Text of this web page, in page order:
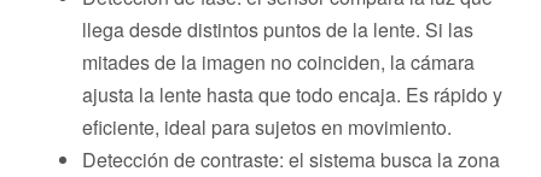
llega desde distintos puntos de la lente. Si las
mitades de la imagen no coinciden, la cámara
ajusta la lente hasta que todo encaja. Es rápido y
eficiente, ideal para sujetos en movimiento.
Detección de contraste: el sistema busca la zona